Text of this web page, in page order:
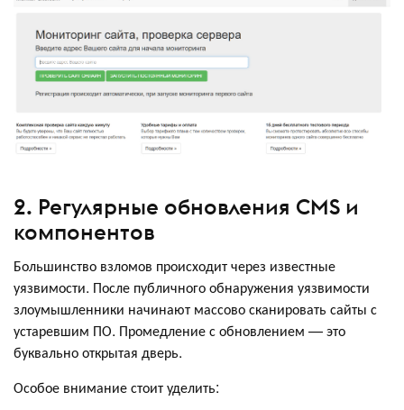
2. Регулярные обновления CMS и
компонентов
Большинство взломов происходит через известные
уязвимости. После публичного обнаружения уязвимости
злоумышленники начинают массово сканировать сайты с
устаревшим ПО. Промедление с обновлением — это
буквально открытая дверь.
Особое внимание стоит уделить: